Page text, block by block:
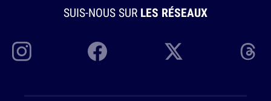
SUIS-NOUS SUR LES RÉSEAUX